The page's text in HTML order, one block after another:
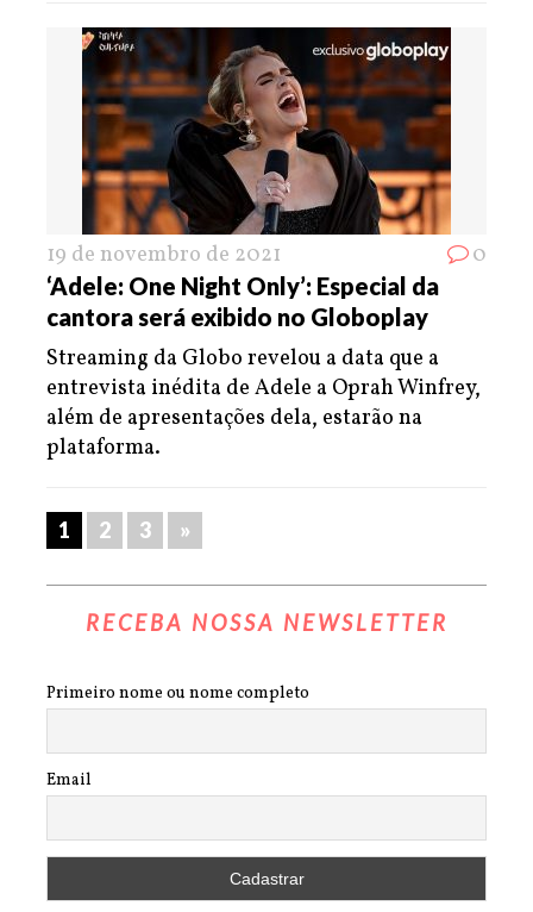
19 de novembro de 2021 0
‘Adele: One Night Only’: Especial da
cantora será exibido no Globoplay
Streaming da Globo revelou a data que a
entrevista inédita de Adele a Oprah Winfrey,
além de apresentações dela, estarão na
plataforma.
1 2 3 »
RECEBA NOSSA NEWSLETTER
Primeiro nome ou nome completo
Email